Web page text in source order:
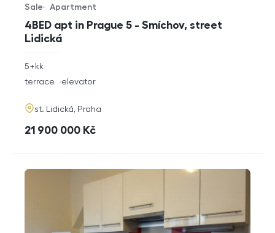
4BED apt in Prague 5 - Smíchov, street
Lidická
Offer type
Sale
Property type
Apartment
rozměry
disposition
5+kk
funkce
terrace elevator
adresa
st. Lidická, Praha
cena
21 900 000 Kč